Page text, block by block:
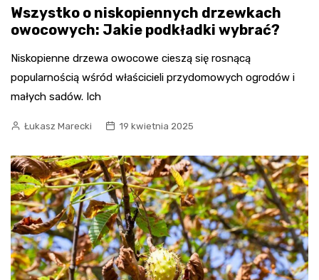
Wszystko o niskopiennych drzewkach
owocowych: Jakie podkładki wybrać?
Niskopienne drzewa owocowe cieszą się rosnącą
popularnością wśród właścicieli przydomowych ogrodów i
małych sadów. Ich
Łukasz Marecki 19 kwietnia 2025